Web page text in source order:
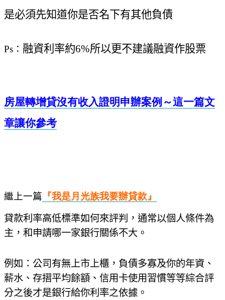
是必須先知道你是否名下有其他負債
Ps ： 融資利率約6%所以更不建議融資作股票
房屋轉增貸沒有收入證明申辦案例～這一篇文
章讓你參考
繼上一篇 『我是月光族我要辦貸款』
貸款利率高低標準如何來評判，通常以個人條件為
主，和申請哪一家銀行關係不大。
例如：公司有無上市上櫃，負債多寡及你的年資、
薪水、存摺平均餘額、信用卡使用習慣等等綜合評
分之後才是銀行給你利率之依據。